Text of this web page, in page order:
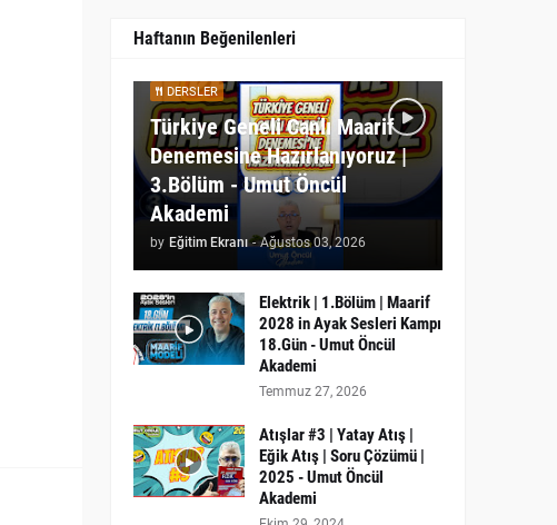
Haftanın Beğenilenleri
DERSLER
Türkiye Geneli Canlı Maarif
Denemesine Hazırlanıyoruz |
3.Bölüm - Umut Öncül
Akademi
by Eğitim Ekranı - Ağustos 03, 2026
Elektrik | 1.Bölüm | Maarif
2028 in Ayak Sesleri Kampı
18.Gün - Umut Öncül
Akademi
Temmuz 27, 2026
Atışlar #3 | Yatay Atış |
Eğik Atış | Soru Çözümü |
2025 - Umut Öncül
Akademi